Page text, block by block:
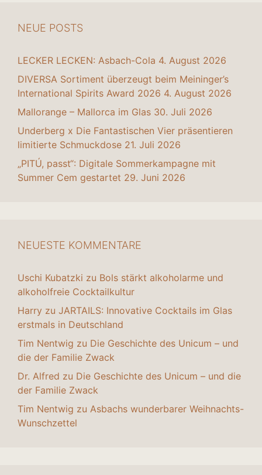
NEUE POSTS
LECKER LECKEN: Asbach-Cola 4. August 2026
DIVERSA Sortiment überzeugt beim Meininger’s
International Spirits Award 2026 4. August 2026
Mallorange – Mallorca im Glas 30. Juli 2026
Underberg x Die Fantastischen Vier präsentieren
limitierte Schmuckdose 21. Juli 2026
„PITÚ, passt“: Digitale Sommerkampagne mit
Summer Cem gestartet 29. Juni 2026
NEUESTE KOMMENTARE
Uschi Kubatzki zu Bols stärkt alkoholarme und
alkoholfreie Cocktailkultur
Harry zu JARTAILS: Innovative Cocktails im Glas
erstmals in Deutschland
Tim Nentwig zu Die Geschichte des Unicum – und
die der Familie Zwack
Dr. Alfred zu Die Geschichte des Unicum – und die
der Familie Zwack
Tim Nentwig zu Asbachs wunderbarer Weihnachts-
Wunschzettel